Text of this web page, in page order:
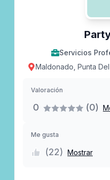
Servicios
Maldonado, Punta
Valoración
0 (0)
Me gusta
(22) Mostrar